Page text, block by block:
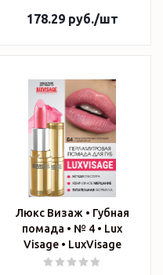
178.29руб./шт
Люкс Визаж • Губная
помада • № 4 • Lux
Visage • LuxVisage